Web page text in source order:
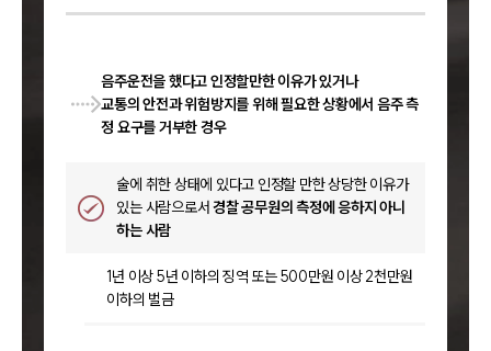
음주운전을 했다고 인정할만한 이유가 있거나
교통의 안전과 위험방지를 위해 필요한 상황에서 음주 측
정 요구를 거부한 경우
술에 취한 상태에 있다고 인정할 만한 상당한 이유가
있는 사람으로서경찰 공무원의 측정에 응하지 아니
하는 사람
1년 이상 5년 이하의 징역 또는 500만원 이상 2천만원
이하의 벌금